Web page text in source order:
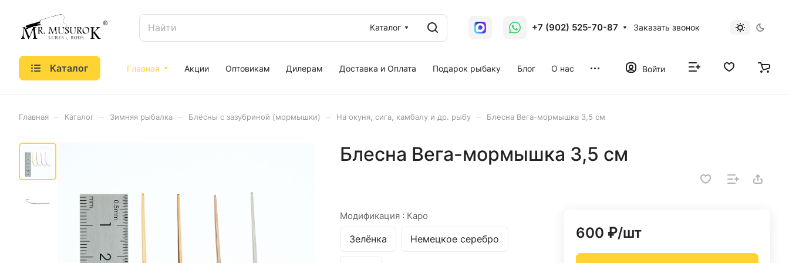
Каталог +7 (902) 525-70-87 Заказать звонок
Каталог Главная Акции Оптовикам Дилерам Доставка и Оплата Подарок рыбаку Блог О нас Войти
Главная Каталог Зимняя рыбалка Блёсны с зазубриной (мормышки) На окуня, сига, камбалу и др. рыбу Блесна Вега-мормышка 3,5 см
Блесна Вега-мормышка 3,5 см
Модификация : Каро
Зелёнка Немецкое серебро 600 ₽/шт